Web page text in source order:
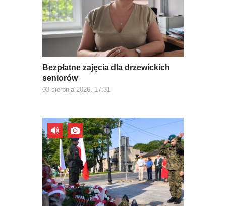
Bezpłatne zajęcia dla drzewickich
seniorów
03 sierpnia 2026, 17:31